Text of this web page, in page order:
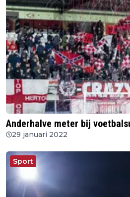
Anderhalve meter bij
29 januari 2022
Sport